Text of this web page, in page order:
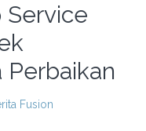
Service
Perbaikan
Fusion